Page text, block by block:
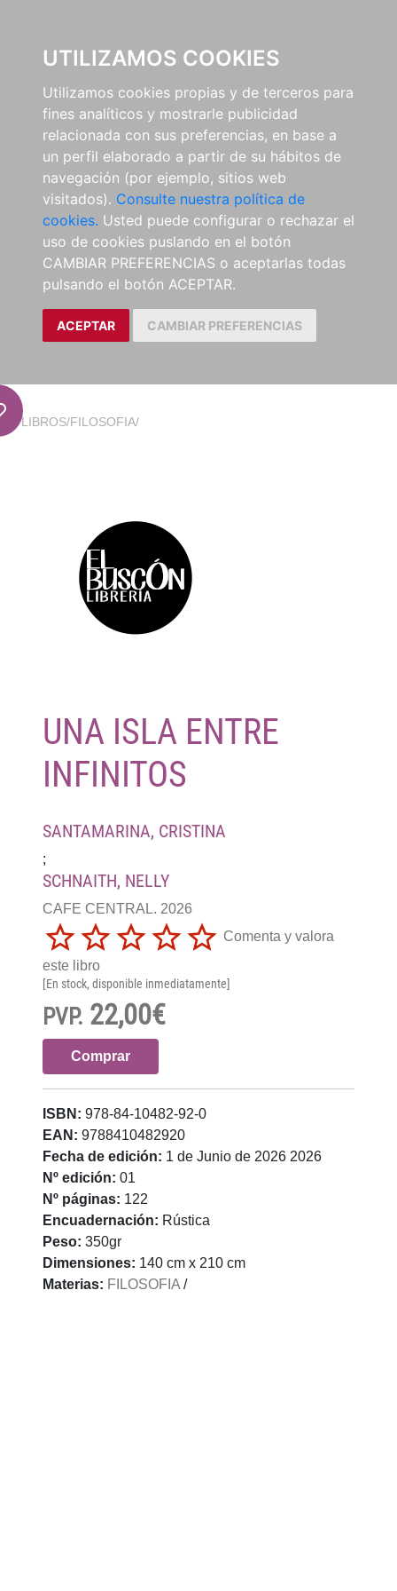
UTILIZAMOS COOKIES
Utilizamos cookies propias y de terceros para
fines analíticos y mostrarle publicidad
relacionada con sus preferencias, en base a
un perfil elaborado a partir de su hábitos de
navegación (por ejemplo, sitios web
visitados). Consulte nuestra política de
cookies. Usted puede configurar o rechazar el
uso de cookies puslando en el botón
CAMBIAR PREFERENCIAS o aceptarlas todas
pulsando el botón ACEPTAR.
ACEPTAR CAMBIAR PREFERENCIAS
LIBROS/FILOSOFIA/
UNA ISLA ENTRE
INFINITOS
SANTAMARINA, CRISTINA
;
SCHNAITH, NELLY
CAFE CENTRAL. 2026
Comenta y valora
este libro
[En stock, disponible inmediatamente]
PVP. 22,00€
Comprar
ISBN: 978-84-10482-92-0
EAN: 9788410482920
Fecha de edición: 1 de Junio de 2026 2026
Nº edición: 01
Nº páginas: 122
Encuadernación: Rústica
Peso: 350gr
Dimensiones: 140 cm x 210 cm
Materias: FILOSOFIA /